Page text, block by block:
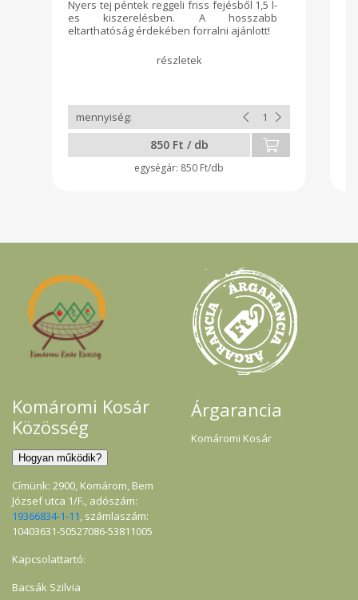
Nyers tej péntek reggeli friss fejésből 1,5 l-
es kiszerelésben. A hosszabb
eltarthatóság érdekében forralni ajánlott!
850 Ft / db
850 Ft/db
Komáromi Kosár
Közösség
Címünk: 2900, Komárom, Bem
József utca 1/F., adószám:
19366834-1-11, számlaszám:
10403631-50527086-53811005
Kapcsolattartó:
Bacsák Szilvia
Árgarancia
Komáromi Kosár